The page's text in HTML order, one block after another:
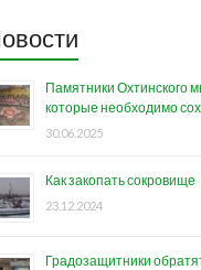
Памятники Охтинского
которые необходимо
30.06.2025
Как закопать сокровище
23.12.2024
Градозащитники